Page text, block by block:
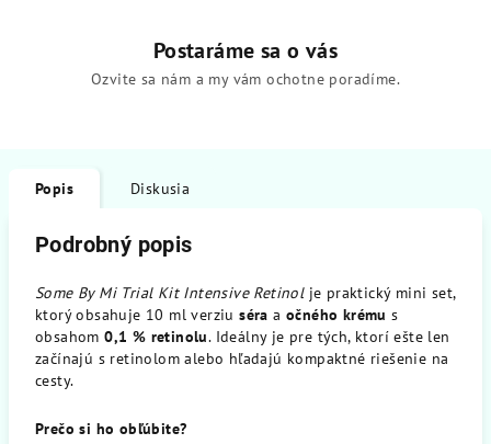
Postaráme sa o vás
Ozvite sa nám a my vám ochotne poradíme.
Popis Diskusia
Podrobný popis
Some By Mi Trial Kit Intensive Retinolje praktický mini set,
ktorý obsahuje 10 ml verziuséra aočného krému s
obsahom0,1 % retinolu. Ideálny je pre tých, ktorí ešte len
začínajú s retinolom alebo hľadajú kompaktné riešenie na
cesty.
Prečo si ho obľúbite?